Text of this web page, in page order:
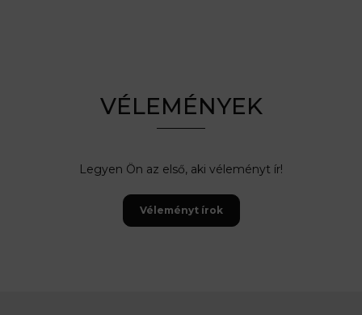
VÉLEMÉNYEK
Legyen Ön az első, aki véleményt ír!
Véleményt írok